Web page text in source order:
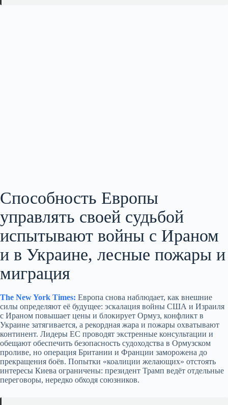
Способность Европы
управлять своей судьбой
испытывают войны с Ираном
и в Украине, лесные пожары и
миграция
The New York Times: Европа снова наблюдает, как внешние
силы определяют её будущее: эскалация войны США и Израиля
с Ираном повышает цены и блокирует Ормуз, конфликт в
Украине затягивается, а рекордная жара и пожары охватывают
континент. Лидеры ЕС проводят экстренные консультации и
обещают обеспечить безопасность судоходства в Ормузском
проливе, но операция Британии и Франции заморожена до
прекращения боёв. Попытки «коалиции желающих» отстоять
интересы Киева ограничены: президент Трамп ведёт отдельные
переговоры, нередко обходя союзников.